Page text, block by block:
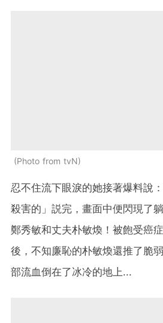
Photo from tvN
忍不住流下眼淚的她接著爆料說：
殺害的 」説完，畫面中便閃現了
鄭秀敏和丈夫朴敏煥！被飽受癌
後，不知廉恥的朴敏煥還推了脆
部流血倒在了冰冷的地上...